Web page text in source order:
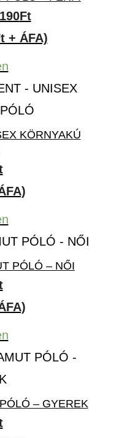
FtÁrtartomány:
1,690Ft
2,190Ft
+ ÁFA)
KÖRNYAKÚ
PÓLÓ – NŐI
– GYEREK